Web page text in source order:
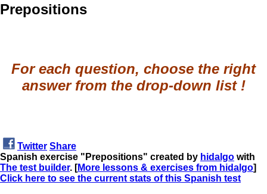
Prepositions
For each question, choose the right
answer from the drop-down list !
Twitter Share
Spanish exercise "Prepositions" created by hidalgo with
The test builder. [More lessons & exercises from hidalgo]
Click here to see the current stats of this Spanish test